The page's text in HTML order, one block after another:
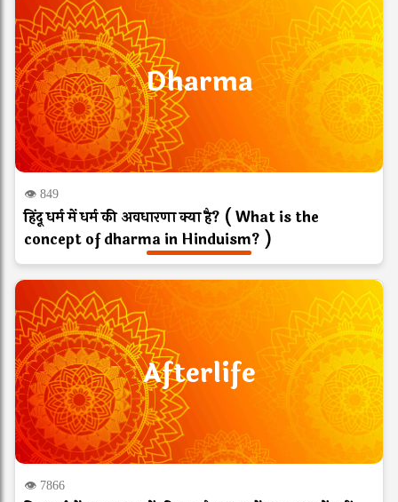
Dharma
👁 849
हिंदू धर्म में धर्म की अवधारणा क्या है? ( What is the
concept of dharma in Hinduism? )
Afterlife
👁 7866